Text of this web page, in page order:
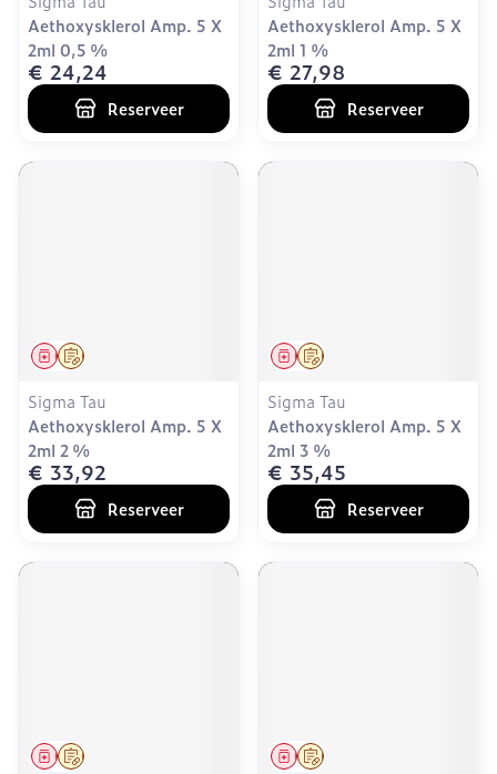
Aethoxysklerol Amp. 5 X
2ml 0,5 %
€ 24,24
Reserveer
Aethoxysklerol Amp. 5 X
2ml 1 %
€ 27,98
Reserveer
Op voorschrift
Geneesmiddel
Sigma Tau
Aethoxysklerol Amp. 5 X
2ml 2 %
€ 33,92
Reserveer
Op voorschrift
Geneesmiddel
Sigma Tau
Aethoxysklerol Amp. 5 X
2ml 3 %
€ 35,45
Reserveer
Op voorschrift
Geneesmiddel Op voorschrift
Geneesmiddel